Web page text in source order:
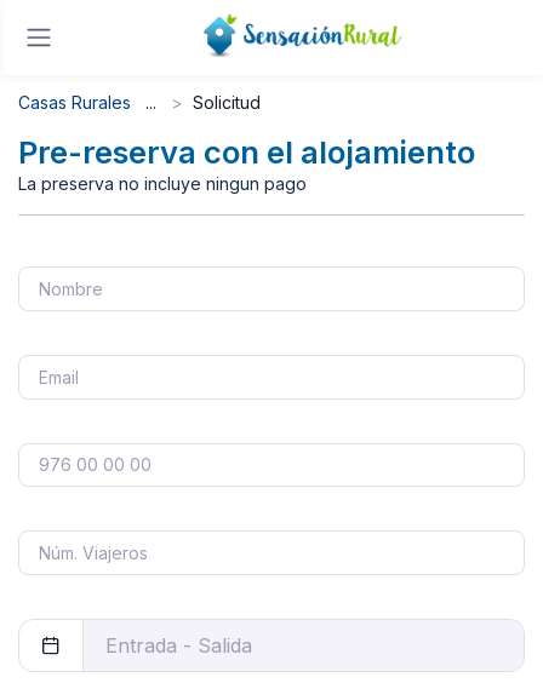
Casas Rurales Solicitud
Pre-reserva con el alojamiento
La preserva no incluye ningun pago